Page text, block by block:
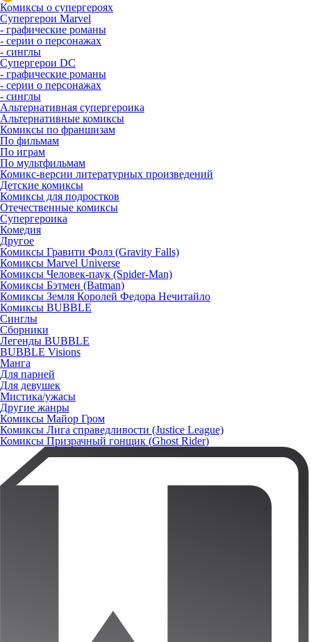
Комиксы о супергероях
Супергерои Marvel
- графические романы
- серии о персонажах
- синглы
Супергерои DC
- графические романы
- серии о персонажах
- синглы
Альтернативная супергероика
Альтернативные комиксы
Комиксы по франшизам
По фильмам
По играм
По мультфильмам
Комикс-версии литературных произведений
Детские комиксы
Комиксы для подростков
Отечественные комиксы
Супергероика
Комедия
Другое
Комиксы Гравити Фолз (Gravity Falls)
Комиксы Marvel Universe
Комиксы Человек-паук (Spider-Man)
Комиксы Бэтмен (Batman)
Комиксы Земля Королей Федора Нечитайло
Комиксы BUBBLE
Синглы
Сборники
Легенды BUBBLE
BUBBLE Visions
Манга
Для парней
Для девушек
Мистика/ужасы
Другие жанры
Комиксы Майор Гром
Комиксы Лига справедливости (Justice League)
Комиксы Призрачный гонщик (Ghost Rider)